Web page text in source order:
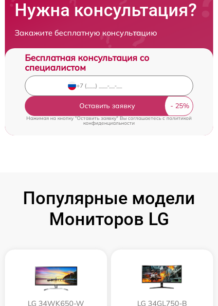
Нужна консультация?
Закажите бесплатную консультацию
Бесплатная консультация со
специалистом
Оставить заявку
Нажимая на кнопку "Оставить заявку" Вы соглашаетесь cполитикой
конфиденциальности
Популярные модели
Мониторов LG
LG 34WK650-W
LG 34GL750-B